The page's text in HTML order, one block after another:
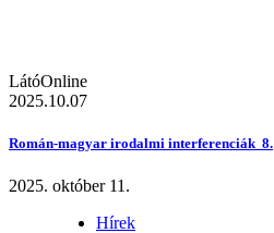
LátóOnline
2025.10.07
Román-magyar irodalmi interferenciák 8.
2025. október 11.
Hírek